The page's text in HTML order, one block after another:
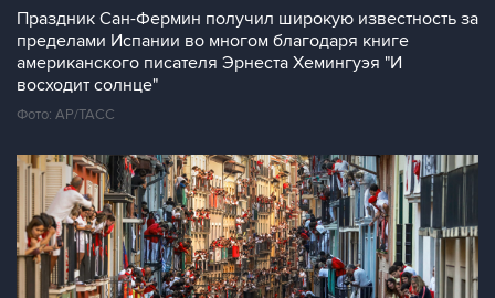
Праздник Сан-Фермин получил широкую известность за
пределами Испании во многом благодаря книге
американского писателя Эрнеста Хемингуэя "И
восходит солнце"
Фото: АР/ТАСС